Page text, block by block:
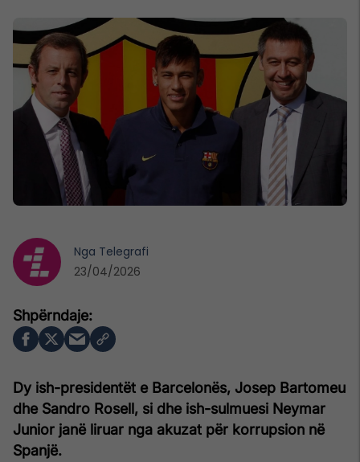
Dy ish-presidentët e Barcelonës, Josep Bartomeu
dhe Sandro Rosell, si dhe ish-sulmuesi Neymar
Junior janë liruar nga akuzat për korrupsion në
Spanjë.
Nga Telegrafi
23/04/2026